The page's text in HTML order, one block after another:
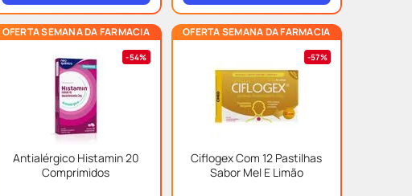
OFERTA SEMANA DA FARMACIA
54%
Antialérgico Histamin 20
Comprimidos
OFERTA SEMANA DA FARMACIA
57%
Ciflogex Com 12 Pastilhas
Sabor Mel E Limão